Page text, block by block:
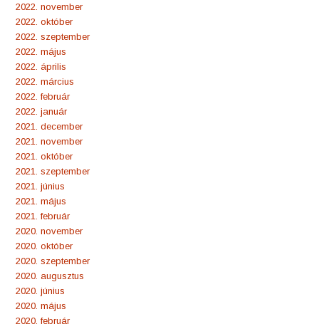
2022. november
2022. október
2022. szeptember
2022. május
2022. április
2022. március
2022. február
2022. január
2021. december
2021. november
2021. október
2021. szeptember
2021. június
2021. május
2021. február
2020. november
2020. október
2020. szeptember
2020. augusztus
2020. június
2020. május
2020. február